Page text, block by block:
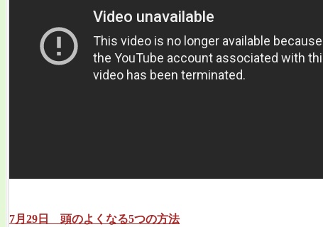
7月29日 頭のよくなる5つの方法